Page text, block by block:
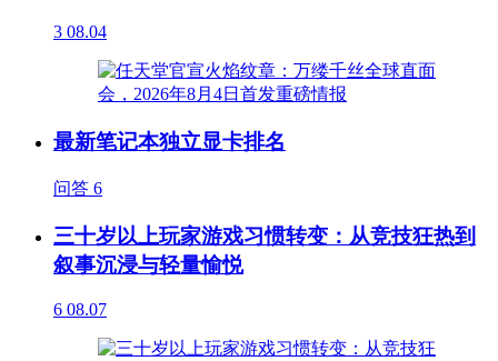
3 08.04
最新笔记本独立显卡排名
问答 6
三十岁以上玩家游戏习惯转变：从竞技狂热到
叙事沉浸与轻量愉悦
6 08.07